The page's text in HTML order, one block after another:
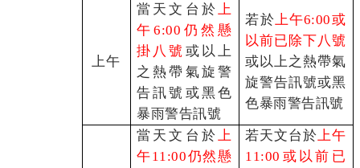
上午
當天文台於
上
午6:00仍然懸
掛八號 或以上
之熱帶氣旋警
告訊號或黑色
暴雨警告訊號
若於 上午6:00或
以前已除下八號
或以上之熱帶氣
旋警告訊號或黑
色暴雨警告訊號
當天文台於
上
午11:00仍然懸
若天文台於 上午
11:00或以前已